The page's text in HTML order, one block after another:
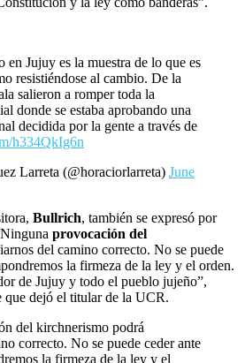
en Jujuy es la muestra de lo que es
resistiéndose al cambio. De la
salieron a romper toda la
donde se estaba aprobando una
decidida por la gente a través de
h334QkIg6n
Larreta (@horaciorlarreta) June
Bullrich, también se expresó por
provocación del
del camino correcto. No se puede
la firmeza de la ley y el orden.
de Jujuy y todo el pueblo jujeño”,
que dejó el titular de la UCR.
del kirchnerismo podrá
correcto. No se puede ceder ante
la firmeza de la ley y el